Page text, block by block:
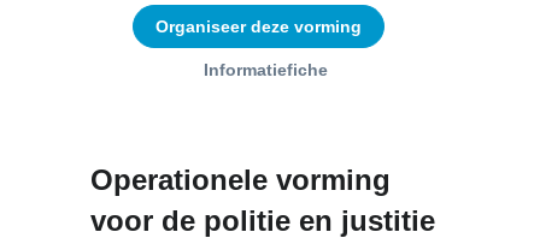
Organiseer deze vorming
Informatiefiche
Operationele vorming
voor de politie en justitie